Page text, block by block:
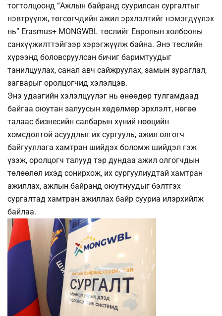
тогтолцоонд “Aжлын байранд суурилсан сургалтыг
нэвтрүүлж, төгсөгчдийн ажил эрхлэлтийг нэмэгдүүлэх
нь” Erasmus+ MONGWBL төслийг Европын холбооны
санхүүжилттэйгээр хэрэгжүүлж байна. Энэ төслийн
хүрээнд боловсруулсан бичиг баримтуудыг
танилцуулах, санал авч сайжруулах, замын зураглал,
загварыг оролцогчид хэлэлцэв.
Энэ удаагийн хэлэлцүүлэг нь өнөөдөр тулгамдаад
байгаа оюутан залуусын хөдөлмөр эрхлэлт, нөгөө
талаас бизнесийн салбарын хүний нөөцийн
хомсдолтой асуудлыг их сургууль, ажил олгогч
байгууллага хамтран шийдэх боломж шийдэл гэж
үзэж, оролцогч талууд тэр дундаа ажил олгогчдын
төлөөлөл ихэд сонирхож, их сургуулиудтай хамтран
ажиллах, ажлын байранд оюутнуудыг бэлтгэх
сургалтад хамтран ажиллах байр сууриа илэрхийлж
байлаа.